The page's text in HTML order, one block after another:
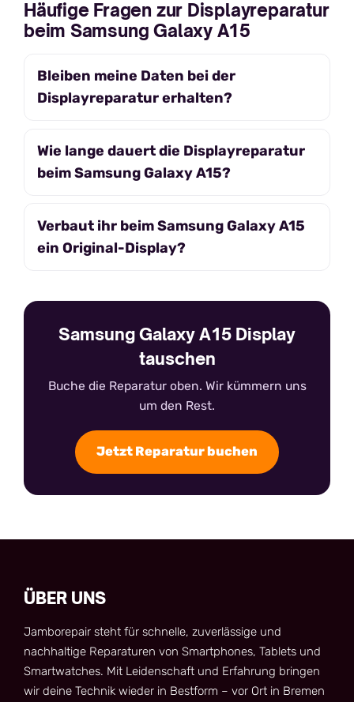
Häufige Fragen zur Displayreparatur
beim Samsung Galaxy A15
Bleiben meine Daten bei der
Displayreparatur erhalten?
Wie lange dauert die Displayreparatur
beim Samsung Galaxy A15?
Verbaut ihr beim Samsung Galaxy A15
ein Original-Display?
Samsung Galaxy A15 Display
tauschen
Buche die Reparatur oben. Wir kümmern uns
um den Rest.
Jetzt Reparatur buchen
ÜBER UNS
Jamborepair steht für schnelle, zuverlässige und
nachhaltige Reparaturen von Smartphones, Tablets und
Smartwatches. Mit Leidenschaft und Erfahrung bringen
wir deine Technik wieder in Bestform – vor Ort in Bremen